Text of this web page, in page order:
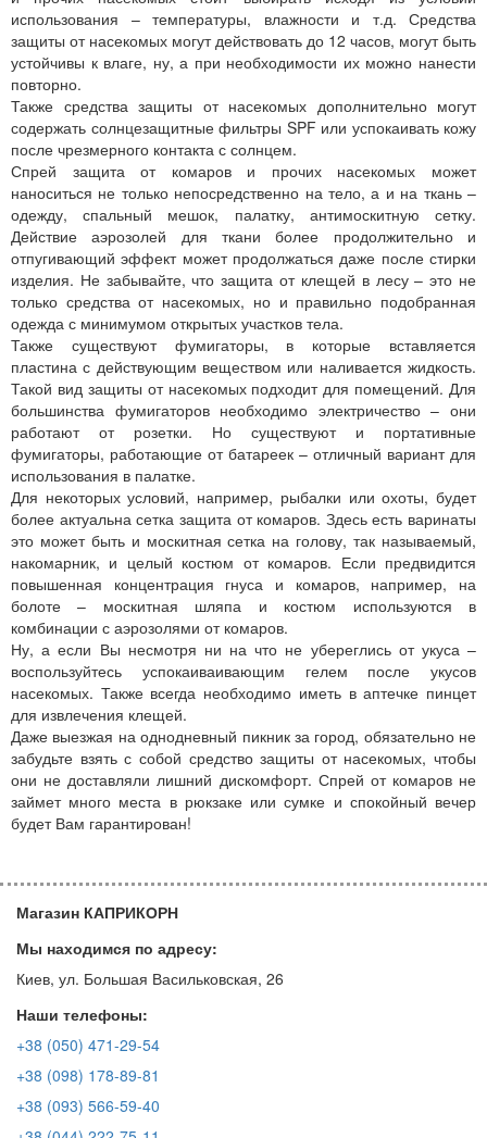
использования – температуры, влажности и т.д. Средства
защиты от насекомых могут действовать до 12 часов, могут быть
устойчивы к влаге, ну, а при необходимости их можно нанести
повторно.
Также средства защиты от насекомых дополнительно могут
содержать солнцезащитные фильтры SPF или успокаивать кожу
после чрезмерного контакта с солнцем.
Спрей защита от комаров и прочих насекомых может
наноситься не только непосредственно на тело, а и на ткань –
одежду, спальный мешок, палатку, антимоскитную сетку.
Действие аэрозолей для ткани более продолжительно и
отпугивающий эффект может продолжаться даже после стирки
изделия. Не забывайте, что защита от клещей в лесу – это не
только средства от насекомых, но и правильно подобранная
одежда с минимумом открытых участков тела.
Также существуют фумигаторы, в которые вставляется
пластина с действующим веществом или наливается жидкость.
Такой вид защиты от насекомых подходит для помещений. Для
большинства фумигаторов необходимо электричество – они
работают от розетки. Но существуют и портативные
фумигаторы, работающие от батареек – отличный вариант для
использования в палатке.
Для некоторых условий, например, рыбалки или охоты, будет
более актуальна сетка защита от комаров. Здесь есть варинаты
это может быть и москитная сетка на голову, так называемый,
накомарник, и целый костюм от комаров. Если предвидится
повышенная концентрация гнуса и комаров, например, на
болоте – москитная шляпа и костюм используются в
комбинации с аэрозолями от комаров.
Ну, а если Вы несмотря ни на что не убереглись от укуса –
воспользуйтесь успокаиваивающим гелем после укусов
насекомых. Также всегда необходимо иметь в аптечке пинцет
для извлечения клещей.
Даже выезжая на однодневный пикник за город, обязательно не
забудьте взять с собой средство защиты от насекомых, чтобы
они не доставляли лишний дискомфорт. Спрей от комаров не
займет много места в рюкзаке или сумке и спокойный вечер
будет Вам гарантирован!
Магазин КАПРИКОРН
Мы находимся по адресу:
Киев, ул. Большая Васильковская, 26
Наши телефоны:
+38 (050) 471-29-54
+38 (098) 178-89-81
+38 (093) 566-59-40